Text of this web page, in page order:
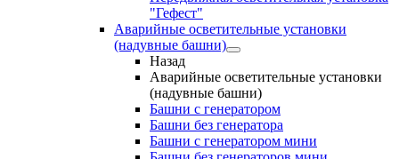
"Гефест"
Аварийные осветительные установки
(надувные башни)
Назад
Аварийные осветительные установки
(надувные башни)
Башни с генератором
Башни без генератора
Башни с генератором мини